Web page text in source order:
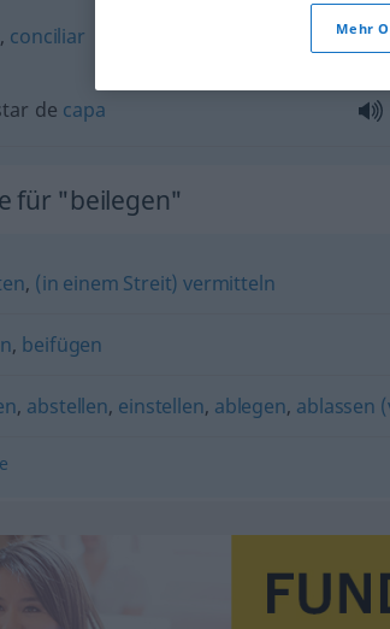
, conciliar
de capa
für "beilegen"
, (in einem Streit) vermitteln
, beifügen
, abstellen, einstellen, ablegen, ablassen
Mehr